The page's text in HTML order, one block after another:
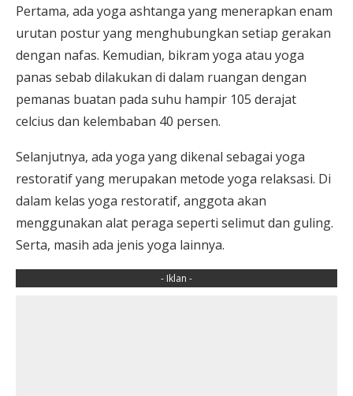
Pertama, ada yoga ashtanga yang menerapkan enam
urutan postur yang menghubungkan setiap gerakan
dengan nafas. Kemudian, bikram yoga atau yoga
panas sebab dilakukan di dalam ruangan dengan
pemanas buatan pada suhu hampir 105 derajat
celcius dan kelembaban 40 persen.
Selanjutnya, ada yoga yang dikenal sebagai yoga
restoratif yang merupakan metode yoga relaksasi. Di
dalam kelas yoga restoratif, anggota akan
menggunakan alat peraga seperti selimut dan guling.
Serta, masih ada jenis yoga lainnya.
- Iklan -